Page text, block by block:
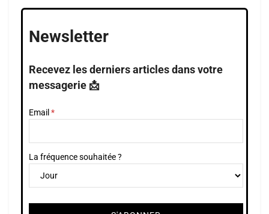
Newsletter
Recevez les derniers articles dans votre
messagerie 📩
Email
La fréquence souhaitée ?